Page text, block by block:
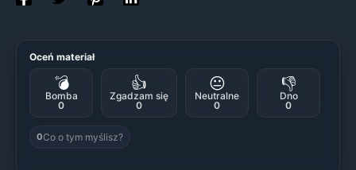
Oceń materiał
💣
Bomba
0
👍
Zgadzam się
0
😐
Neutralne
0
👎
Dno
0
0Co o tym myślisz?